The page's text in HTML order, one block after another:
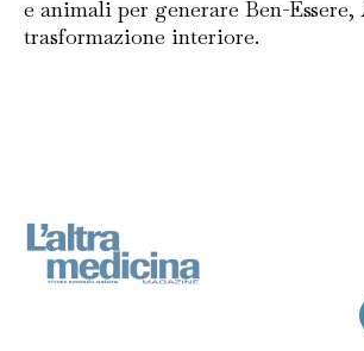
e animali per generare Ben-Essere,
trasformazione interiore.